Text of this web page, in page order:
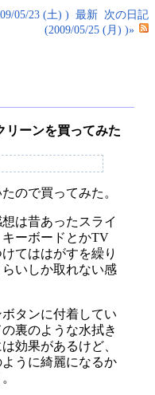
05/23 (土) ) 最新 次の日記
(2009/05/25 (月) )»
リーンを買ってみた
ので買ってみた。
は昔あったスライ
ーボードとかTV
てははがすを繰り
いしか取れない感
タンに付着してい
裏のような水拭き
効果があるけど、
うに綺麗になるか